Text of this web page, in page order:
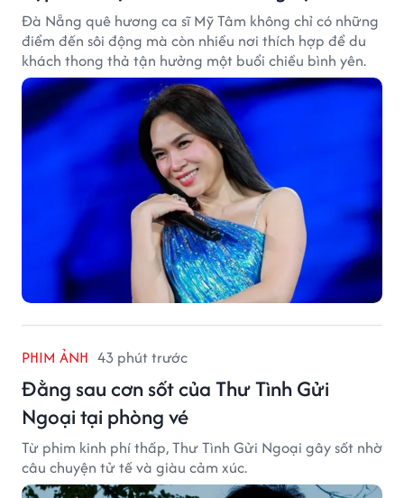
Đà Nẵng quê hương ca sĩ Mỹ Tâm không chỉ có những
điểm đến sôi động mà còn nhiều nơi thích hợp để du
khách thong thả tận hưởng một buổi chiều bình yên.
PHIM ẢNH 43 phút trước
Đằng sau cơn sốt của Thư Tình Gửi
Ngoại tại phòng vé
Từ phim kinh phí thấp, Thư Tình Gửi Ngoại gây sốt nhờ
câu chuyện tử tế và giàu cảm xúc.